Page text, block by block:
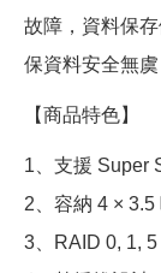
故障，資料保
保資料安全無虞
【商品特色】
1、支援 Super
2、容納 4 × 3.5
3、RAID 0, 1,